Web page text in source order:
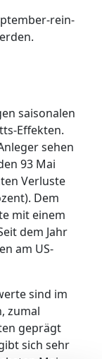
rein-
saisonalen
Effekten.
sehen
93 Mai
Verluste
Dem
mit einem
dem Jahr
am US-
sind im
zumal
geprägt
sich sehr